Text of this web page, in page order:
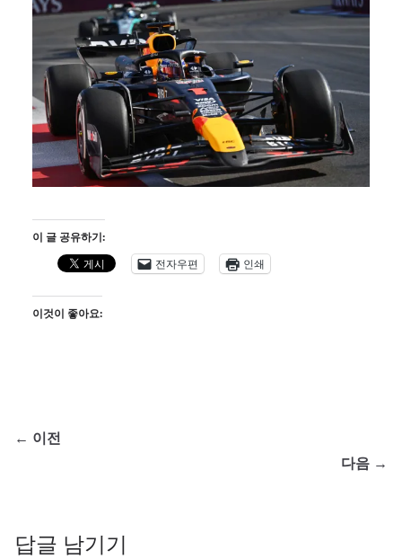
이 글 공유하기:
전자우편
인쇄
이것이 좋아요:
← 이전
다음 →
답글 남기기